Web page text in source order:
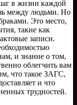
в жизни каждой
между людьми. Но
Это место,
такие как
записи.
и знание о том,
облегчить вам
что такое ЗАГС,
и что
трудностей.